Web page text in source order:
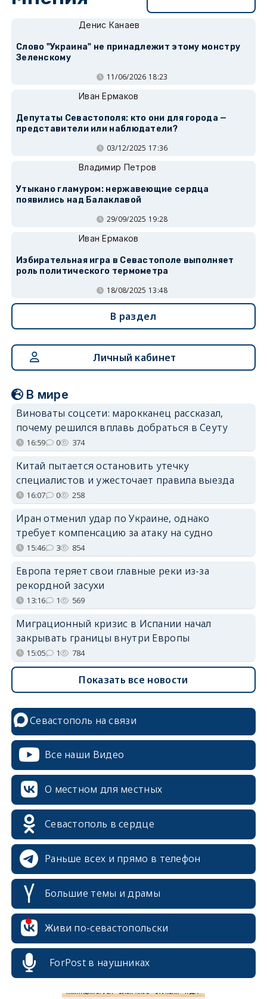
Денис Канаев
Слово "Украина" не принадлежит этому монстру
Зеленскому
11/06/2026 18:23
Иван Ермаков
Депутаты Севастополя: кто они для города —
представители или наблюдатели?
03/12/2025 17:36
Владимир Петров
Утыкано гламуром: нержавеющие сердца
появились над Балаклавой
29/09/2025 19:28
Иван Ермаков
Избирательная игра в Севастополе выполняет
роль политического термометра
18/08/2025 13:48
В раздел
Личный кабинет
В мире
Виноваты соцсети: марокканец рассказал,
почему решился вплавь добраться в Сеуту
16:59 0 374
Китай пытается остановить утечку
специалистов и ужесточает правила выезда
16:07 0 258
Иран отменил удар по Украине, однако
требует компенсацию за атаку на судно
15:46 3 854
Европа теряет свои главные реки из-за
рекордной засухи
13:16 1 569
Миграционный кризис в Испании начал
закрывать границы внутри Европы
15:05 1 784
Показать все новости
Севастополь на связи
Все наши Видео
О местном для местных
Севастополь в сердце
Раньше всех и прямо в телефон
Большие темы и драмы
Живи по-севастопольски
ForPost в наушниках
erid: 2SDnjcrDNw6